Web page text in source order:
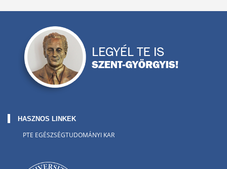
HASZNOS LINKEK
PTE EGÉSZSÉGTUDOMÁNYI KAR